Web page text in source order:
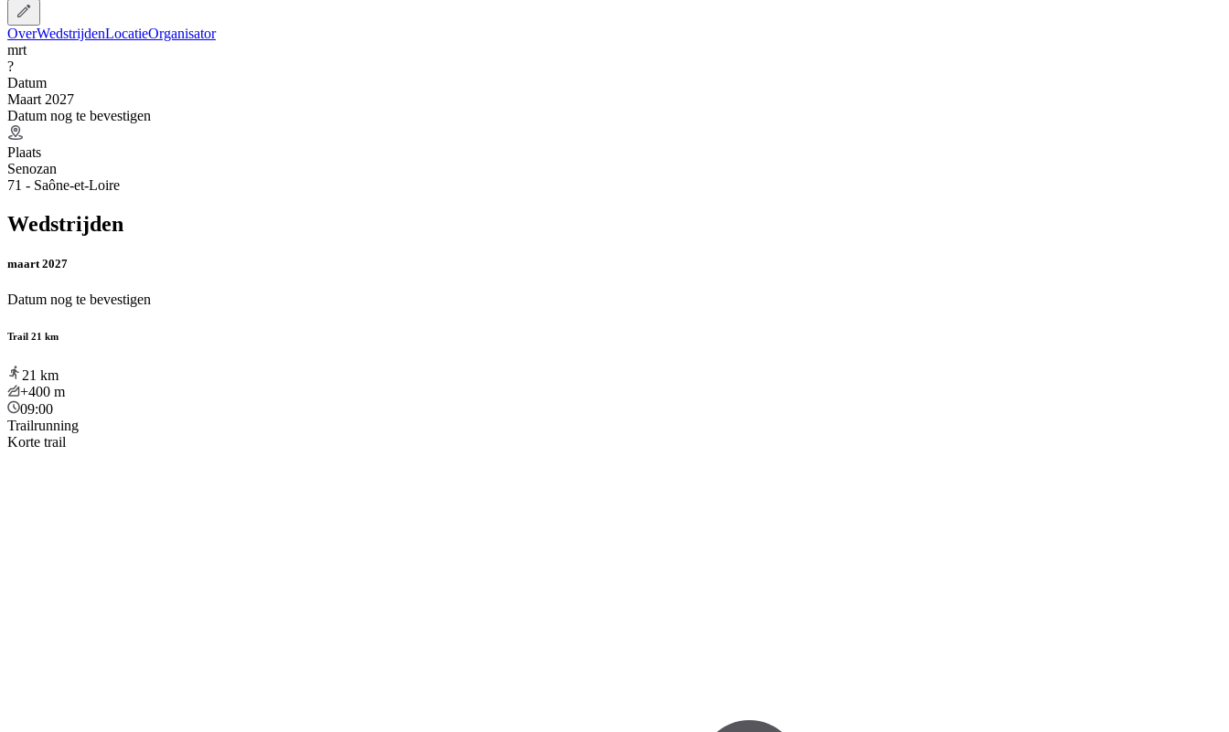
OverWedstrijdenLocatieOrganisator
mrt
?
Datum
Maart 2027
Datum nog te bevestigen
Plaats
Senozan
71 - Saône-et-Loire
Wedstrijden
maart 2027
Datum nog te bevestigen
Trail 21 km
21 km
+400 m
09:00
Trailrunning
Korte trail